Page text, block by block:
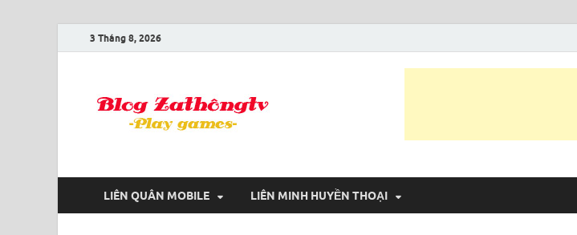
3 Tháng 8, 2026
LIÊN QUÂN MOBILE LIÊN MINH HUYỀN THOẠI